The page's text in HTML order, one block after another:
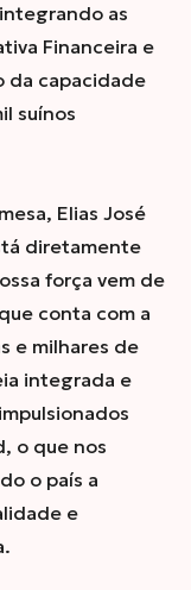
as
Financeira e
da capacidade
suínos
Elias José
diretamente
força vem de
conta com a
e milhares de
integrada e
o que nos
o país a
e